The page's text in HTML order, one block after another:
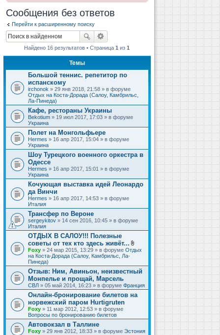
Сообщения без ответов
Перейти к расширенному поиску
Найдено 16 результатов • Страница1 из1
Темы
Большой теннис. репетитор по
испанскому
irchonok » 29 янв 2018, 21:58 » в форуме
Отдых на Коста-Дорада (Салоу, Камбрильс,
Ла-Пинеда)
Кафе, рестораны Украины
Bekotium » 19 июл 2017, 17:03 » в форуме
Украина
Полет на Монгольфьере
Hermes » 16 апр 2017, 15:04 » в форуме
Украина
Шоу Турецкого военного оркестра в
Одессе
Hermes » 16 апр 2017, 15:01 » в форуме
Украина
Кочующая выставка идей Леонардо
да Винчи
Hermes » 16 апр 2017, 14:53 » в форуме
Италия
Трансфер по Вероне
sergeykitov » 14 сен 2016, 10:45 » в форуме
Италия
ОТДЫХ В САЛОУ!!! Полезные
советы от тех кто здесь живёт...
В
л
ж
е
и
я
Foxy » 24 мар 2015, 13:29 » в форуме Отдых
на Коста-Дорада (Салоу, Камбрильс, Ла-
Пинеда)
Отзыв: Ним, Авиньон, неизвестный
Монпелье и прощай, Марсель
СВЛ » 05 май 2014, 16:23 » в форуме Франция
Онлайн-бронирование билетов на
норвежский паром Hurtigruten
Foxy » 11 мар 2012, 12:53 » в форуме
Вопросы по бронированию билетов
Автовокзал в Таллине
Foxy » 29 янв 2012, 18:33 » в форуме Эстония